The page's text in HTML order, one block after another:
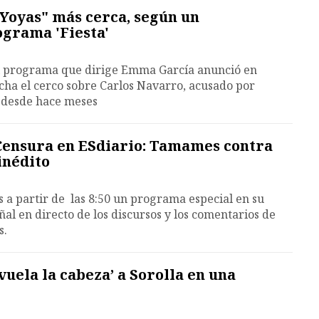
más cerca, según un
'Fiesta'
que dirige Emma García anunció en
el cerco sobre Carlos Navarro, acusado por
hace meses
en ESdiario: Tamames contra
a partir de las 8:50 un programa especial en su
en directo de los discursos y los comentarios de
la cabeza’ a Sorolla en una